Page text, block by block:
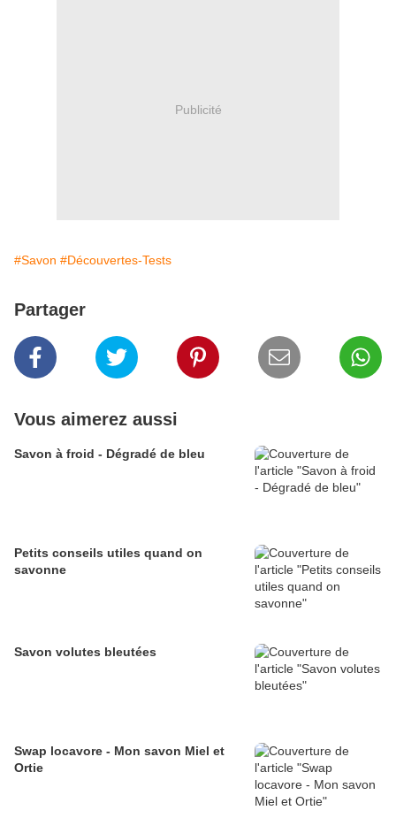
Publicité
#Savon #Découvertes-Tests
Partager
Vous aimerez aussi
Savon à froid - Dégradé de bleu
Petits conseils utiles quand on
savonne
Savon volutes bleutées
Swap locavore - Mon savon Miel et
Ortie